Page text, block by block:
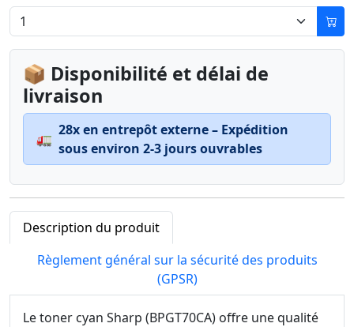
📦 Disponibilité et délai de
livraison
🚛
28x en entrepôt externe – Expédition
sous environ 2-3 jours ouvrables
Description du produit
Règlement général sur la sécurité des produits
(GPSR)
Le toner cyan Sharp (BPGT70CA) offre une qualité